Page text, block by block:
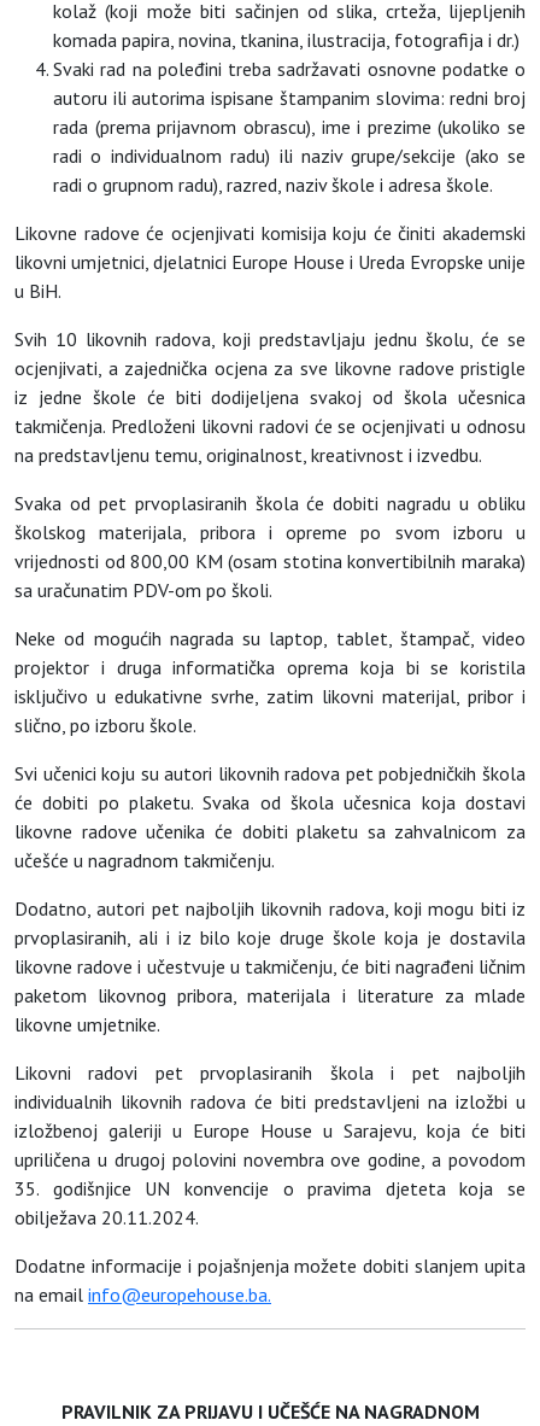
kolaž (koji može biti sačinjen od slika, crteža, lijepljenih
komada papira, novina, tkanina, ilustracija, fotografija i dr.)
Svaki rad na poleđini treba sadržavati osnovne podatke o
autoru ili autorima ispisane štampanim slovima: redni broj
rada (prema prijavnom obrascu), ime i prezime (ukoliko se
radi o individualnom radu) ili naziv grupe/sekcije (ako se
radi o grupnom radu), razred, naziv škole i adresa škole.
Likovne radove će ocjenjivati komisija koju će činiti akademski
likovni umjetnici, djelatnici Europe House i Ureda Evropske unije
u BiH.
Svih 10 likovnih radova, koji predstavljaju jednu školu, će se
ocjenjivati, a zajednička ocjena za sve likovne radove pristigle
iz jedne škole će biti dodijeljena svakoj od škola učesnica
takmičenja. Predloženi likovni radovi će se ocjenjivati u odnosu
na predstavljenu temu, originalnost, kreativnost i izvedbu.
Svaka od pet prvoplasiranih škola će dobiti nagradu u obliku
školskog materijala, pribora i opreme po svom izboru u
vrijednosti od 800,00 KM (osam stotina konvertibilnih maraka)
sa uračunatim PDV-om po školi.
Neke od mogućih nagrada su laptop, tablet, štampač, video
projektor i druga informatička oprema koja bi se koristila
isključivo u edukativne svrhe, zatim likovni materijal, pribor i
slično, po izboru škole.
Svi učenici koju su autori likovnih radova pet pobjedničkih škola
će dobiti po plaketu. Svaka od škola učesnica koja dostavi
likovne radove učenika će dobiti plaketu sa zahvalnicom za
učešće u nagradnom takmičenju.
Dodatno, autori pet najboljih likovnih radova, koji mogu biti iz
prvoplasiranih, ali i iz bilo koje druge škole koja je dostavila
likovne radove i učestvuje u takmičenju, će biti nagrađeni ličnim
paketom likovnog pribora, materijala i literature za mlade
likovne umjetnike.
Likovni radovi pet prvoplasiranih škola i pet najboljih
individualnih likovnih radova će biti predstavljeni na izložbi u
izložbenoj galeriji u Europe House u Sarajevu, koja će biti
upriličena u drugoj polovini novembra ove godine, a povodom
35. godišnjice UN konvencije o pravima djeteta koja se
obilježava 20.11.2024.
Dodatne informacije i pojašnjenja možete dobiti slanjem upita
na email info@europehouse.ba.
PRAVILNIK ZA PRIJAVU I UČEŠĆE NA NAGRADNOM